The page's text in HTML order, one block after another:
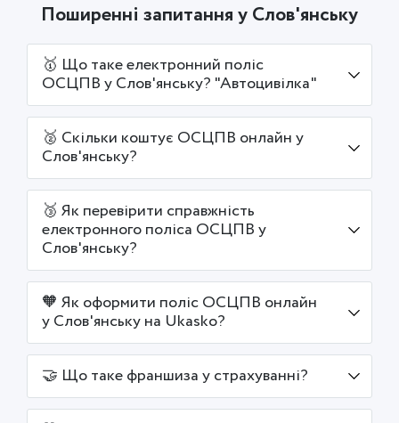
Поширенні запитання у Слов'янську
🥇 Що таке електронний поліс
ОСЦПВ у Слов'янську? "Автоцивілка"
🥈 Скільки коштує ОСЦПВ онлайн у
Слов'янську?
🥉 Як перевірити справжність
електронного поліса ОСЦПВ у
Слов'янську?
🧡 Як оформити поліс ОСЦПВ онлайн
у Слов'янську на Ukasko?
🤝 Що таке франшиза у страхуванні?